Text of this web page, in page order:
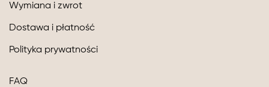
Wymiana i zwrot
Dostawa i płatność
Polityka prywatności
FAQ